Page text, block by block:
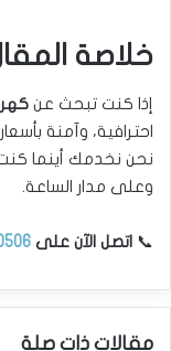
خلاصة
إذا كنت تبحث عن
احترافية، وآمنة
نحن نخدمك أينما
وعلى مدار الساعة.
📞 اتصل الآن على
مقالات ذات صلة